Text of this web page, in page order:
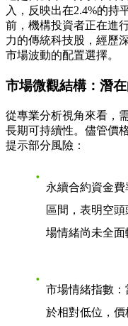
入，反映出在2.4%的持
前，機構投資者正在進
力的傳統科技股，經歷
市場波動的配置選擇。
市場微觀結構：潛
從專業分析視角來看，
長期可持續性。儘管價
提示部分風險：
永續合約資金費
區間，表明空
場情緒尚未全面
市場情緒指數
於相對低位，